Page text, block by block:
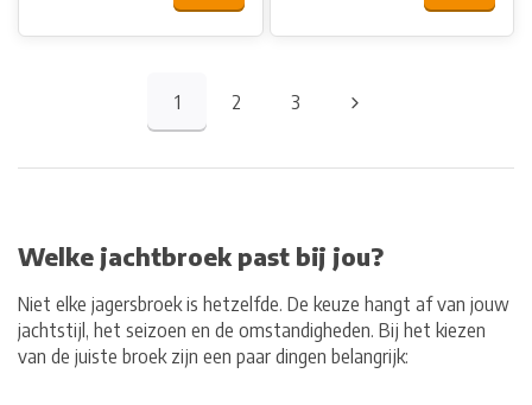
1 2 3
Welke jachtbroek past bij jou?
Niet elke jagersbroek is hetzelfde. De keuze hangt af van jouw
jachtstijl, het seizoen en de omstandigheden. Bij het kiezen
van de juiste broek zijn een paar dingen belangrijk: